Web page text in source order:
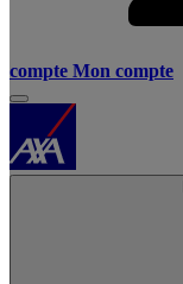
compte Mon compte